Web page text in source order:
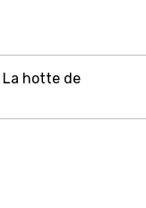
hotte de